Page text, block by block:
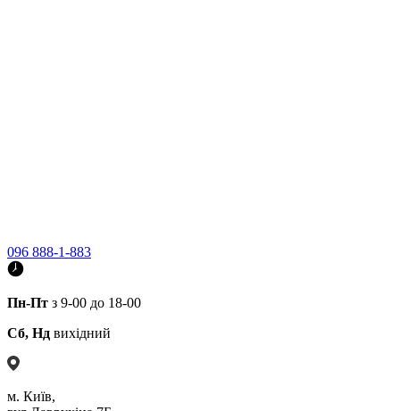
096 888-1-883
Пн-Пт з 9-00 до 18-00
Сб, Нд вихідний
м. Київ,